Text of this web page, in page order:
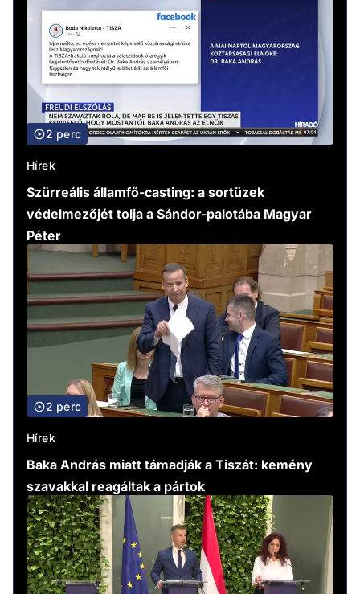
2 perc
Hírek
Szürreális államfő-casting: a sortüzek
védelmezőjét tolja a Sándor-palotába Magyar
Péter
2 perc
Hírek
Baka András miatt támadják a Tiszát: kemény
szavakkal reagáltak a pártok